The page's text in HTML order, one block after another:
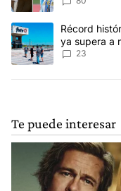
Un artículo deRécord
ya supera a
23